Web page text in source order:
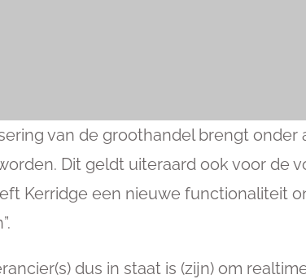
van de groothandel brengt
Dit geldt uiteraard ook voor de
Kerridge een nieuwe functionaliteit
dus in staat is (zijn) om